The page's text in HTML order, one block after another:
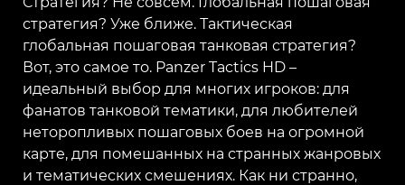
стратегия? Уже ближе. Тактическая
глобальная пошаговая танковая стратегия?
Вот, это самое то. Panzer Tactics HD –
идеальный выбор для многих игроков: для
фанатов танковой тематики, для любителей
неторопливых пошаговых боев на огромной
карте, для помешанных на странных жанровых
и тематических смешениях. Как ни странно,